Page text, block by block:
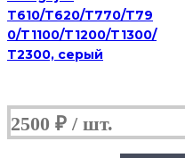
200/205/300/305
T610/T620/T770/T79
0/T1100/T1200/T1300/
T2300, серый
2500 ₽